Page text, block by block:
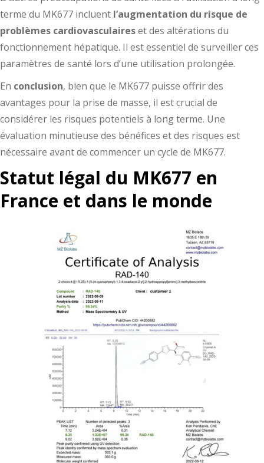
terme du MK677 incluent l’augmentation du risque de
problèmes cardiovasculaireset des altérations du
fonctionnement hépatique. Il est essentiel de surveiller ces
paramètres de santé lors d’une utilisation prolongée.
En conclusion, bien que le MK677 puisse offrir des
avantages pour la prise de masse, il est crucial de
considérer les risques potentiels à long terme. Une
évaluation minutieuse des bénéfices et des risques est
nécessaire avant de commencer un cycle de MK677.
Statut légal du MK677 en
France et dans le monde